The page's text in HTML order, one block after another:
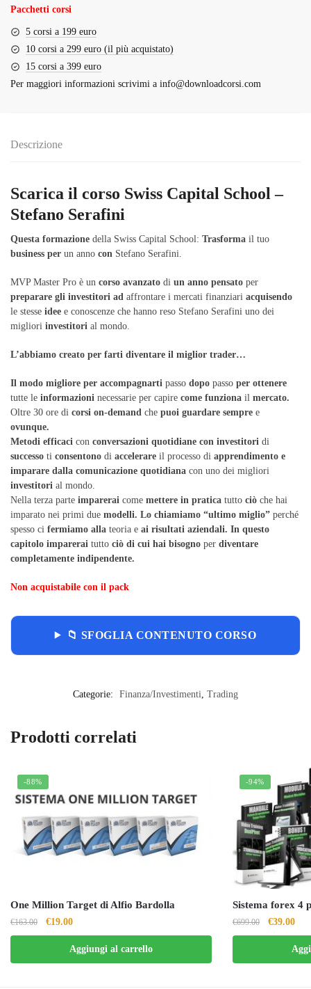
Pacchetti corsi
5 corsi a 199 euro
10 corsi a 299 euro (il più acquistato)
15 corsi a 399 euro
Per maggiori informazioni scrivimi a info@downloadcorsi.com
Descrizione
Scarica il corso Swiss Capital School –
Stefano Serafini
Questa formazione della Swiss Capital School: Trasforma il tuo
business per un anno con Stefano Serafini.
MVP Master Pro è un corso avanzato di un anno pensato per
preparare gli investitori ad affrontare i mercati finanziari acquisendo
le stesse idee e conoscenze che hanno reso Stefano Serafini uno dei
migliori investitori al mondo.
L’abbiamo creato per farti diventare il miglior trader…
Il modo migliore per accompagnarti passo dopo passo per ottenere
tutte le informazioni necessarie per capire come funziona il mercato.
Oltre 30 ore di corsi on-demand che puoi guardare sempre e
ovunque.
Metodi efficaci con conversazioni quotidiane con investitori di
successo ti consentono di accelerare il processo di apprendimento e
imparare dalla comunicazione quotidiana con uno dei migliori
investitori al mondo.
Nella terza parte imparerai come mettere in pratica tutto ciò che hai
imparato nei primi due modelli. Lo chiamiamo “ultimo miglio” perché
spesso ci fermiamo alla teoria e ai risultati aziendali. In questo
capitolo imparerai tutto ciò di cui hai bisogno per diventare
completamente indipendente.
Non acquistabile con il pack
📁 SFOGLIA CONTENUTO CORSO
Categorie: Finanza/Investimenti Trading
Prodotti correlati
-88%
One Million Target di Alfio Bardolla
€163.00
Il
prezzo
originale
era:
€19.00Il
prezzo
attuale
è:
Aggiungi al carrello
-94%
Sistema forex 4
€699.00
Il
prezzo
originale
era:
€39.00Il
è: